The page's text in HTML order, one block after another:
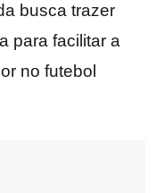
busca trazer
para facilitar a
no futebol